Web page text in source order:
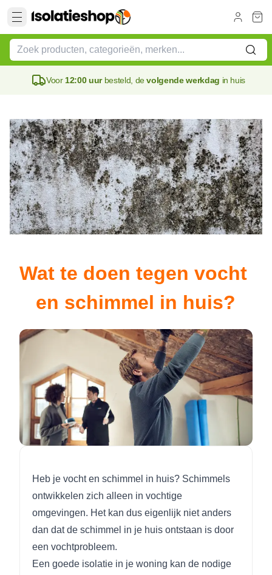
Voor 12:00 uurbesteld, devolgende werkdag in huis
Wat te doen tegen vocht
en schimmel in huis?
Heb je vocht en schimmel in huis? Schimmels
ontwikkelen zich alleen in vochtige
omgevingen. Het kan dus eigenlijk niet anders
dan dat de schimmel in je huis ontstaan is door
een vochtprobleem.
Een goede isolatie in je woning kan de nodige